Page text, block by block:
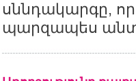
սննդակարգը,
պարզապես